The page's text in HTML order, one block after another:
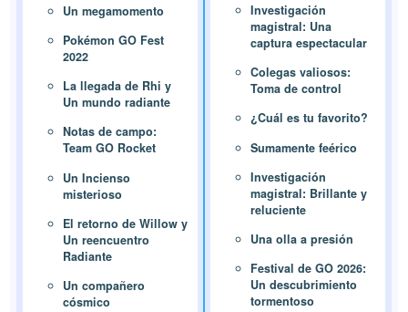
Un megamomento
Pokémon GO Fest
2022
La llegada de Rhi y
Un mundo radiante
Notas de campo:
Team GO Rocket
Un Incienso
misterioso
El retorno de Willow y
Un reencuentro
Radiante
Un compañero
cósmico
Investigación
magistral: Una
captura espectacular
Colegas valiosos:
Toma de control
¿Cuál es tu favorito?
Sumamente feérico
Investigación
magistral: Brillante y
reluciente
Una olla a presión
Festival de GO 2026:
Un descubrimiento
tormentoso